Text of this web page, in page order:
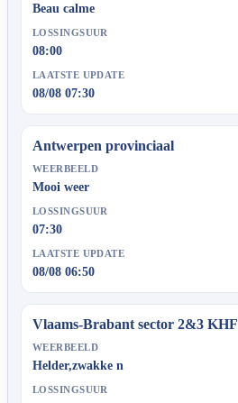
Beau calme
LOSSINGSUUR
08:00
LAATSTE UPDATE
08/08 07:30
Antwerpen provinciaal
WEERBEELD
Mooi weer
LOSSINGSUUR
07:30
LAATSTE UPDATE
08/08 06:50
Vlaams-Brabant sector 2&3 KHF
WEERBEELD
Helder,zwakke n
LOSSINGSUUR